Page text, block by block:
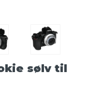
sølv til